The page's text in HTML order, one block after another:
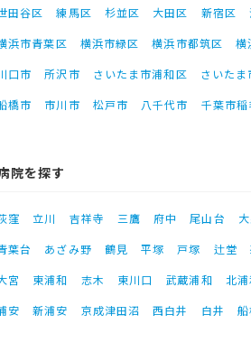
田谷区 練馬区 杉並区 大田区 新宿区
浜市青葉区 横浜市緑区 横浜市都筑区 横
口市 所沢市 さいたま市浦和区 さいたま
橋市 市川市 松戸市 八千代市 千葉市稲
院を探す
窪 立川 吉祥寺 三鷹 府中 尾山台
葉台 あざみ野 鶴見 平塚 戸塚 辻堂
宮 東浦和 志木 東川口 武蔵浦和 北
安 新浦安 京成津田沼 西白井 白井